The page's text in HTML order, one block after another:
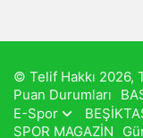
© Telif Hakkı 2026,
Puan Durumları
E-Spor
SPOR MAGAZİN